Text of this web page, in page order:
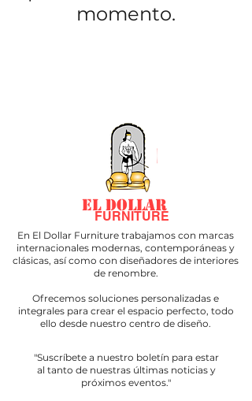
momento.
EL DOLLAR
FURNITURE
En El Dollar Furniture trabajamos con marcas
internacionales modernas, contemporáneas y
clásicas, así como con diseñadores de interiores
de renombre.
Ofrecemos soluciones personalizadas e
integrales para crear el espacio perfecto, todo
ello desde nuestro centro de diseño.
"Suscríbete a nuestro boletín para estar
al tanto de nuestras últimas noticias y
próximos eventos."